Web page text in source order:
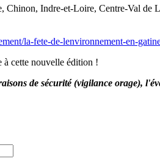
Chinon, Indre-et-Loire, Centre-Val de
la-fete-de-lenvironnement-en-
cette nouvelle édition !
de sécurité (vigilance orage),